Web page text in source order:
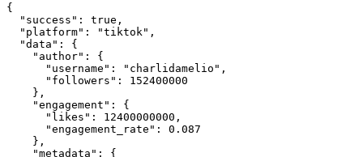
{
  "success": true,
  "platform": "tiktok",
  "data": {
    "author": {
      "username": "charlidamelio",
      "followers": 152400000
    },
    "engagement": {
      "likes": 12400000000,
      "engagement_rate": 0.087
    },
    "metadata": {